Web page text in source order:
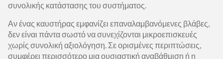
συνολικής κατάστασης του συστήματος.
Αν ένας καυστήρας εμφανίζει επαναλαμβανόμενες βλάβες,
δεν είναι πάντα σωστό να συνεχίζονται μικροεπισκευές
χωρίς συνολική αξιολόγηση. Σε ορισμένες περιπτώσεις,
συμφέρει περισσότερο μια ουσιαστική αναβάθμιση ή η